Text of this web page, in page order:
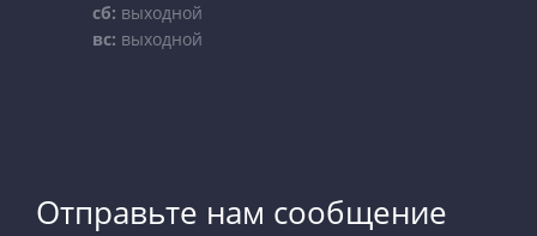
сб: выходной
вс: выходной
Отправьте нам сообщение